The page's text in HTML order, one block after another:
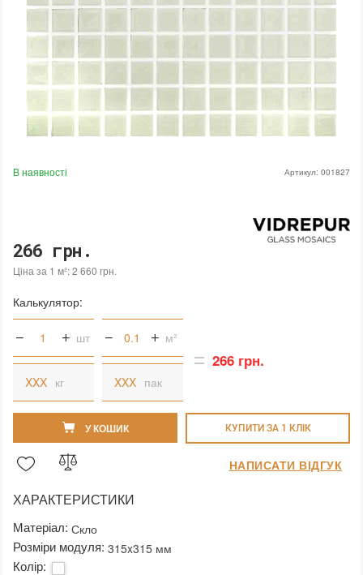
Артикул: 001827
В наявності
266 грн.
Ціна за 1 м²: 2 660 грн.
Калькулятор:
шт м²
кг пак
266 грн.
У КОШИК КУПИТИ ЗА 1 КЛIК
ХАРАКТЕРИСТИКИ
Матеріал: Скло
Розміри модуля: 315x315 мм
Колір:
НАПИСАТИ ВІДГУК